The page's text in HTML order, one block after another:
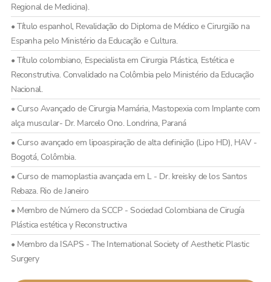
Regional de Medicina).
• Título espanhol, Revalidação do Diploma de Médico e Cirurgião na
Espanha pelo Ministério da Educação e Cultura.
• Título colombiano, Especialista em Cirurgia Plástica, Estética e
Reconstrutiva. Convalidado na Colômbia pelo Ministério da Educação
Nacional.
• Curso Avançado de Cirurgia Mamária, Mastopexia com Implante com
alça muscular- Dr. Marcelo Ono. Londrina, Paraná
• Curso avançado em lipoaspiração de alta definição (Lipo HD), HAV -
Bogotá, Colômbia.
• Curso de mamoplastia avançada em L - Dr. kreisky de los Santos
Rebaza. Rio de Janeiro
• Membro de Número da SCCP - Sociedad Colombiana de Cirugía
Plástica estética y Reconstructiva
• Membro da ISAPS - The International Society of Aesthetic Plastic
Surgery